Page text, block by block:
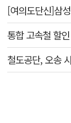
[여의도단신]삼
통합 고속철 할